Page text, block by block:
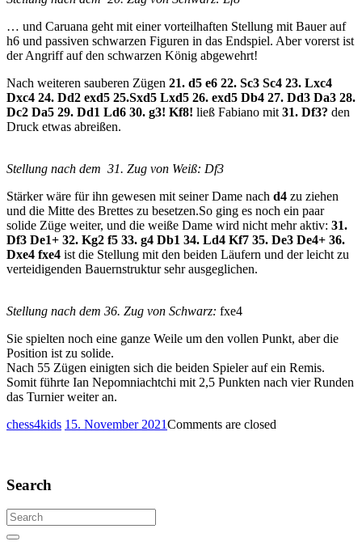
… und Caruana geht mit einer vorteilhaften Stellung mit Bauer auf
h6 und passiven schwarzen Figuren in das Endspiel. Aber vorerst ist
der Angriff auf den schwarzen König abgewehrt!
Nach weiteren sauberen Zügen 21. d5 e6 22. Sc3 Sc4 23. Lxc4
Dxc4 24. Dd2 exd5 25.Sxd5 Lxd5 26. exd5 Db4 27. Dd3 Da3 28.
Dc2 Da5 29. Dd1 Ld6 30. g3! Kf8! ließ Fabiano mit 31. Df3? den
Druck etwas abreißen.
Stellung nach dem 31. Zug von Weiß: Df3
Stärker wäre für ihn gewesen mit seiner Dame nach d4 zu ziehen
und die Mitte des Brettes zu besetzen.So ging es noch ein paar
solide Züge weiter, und die weiße Dame wird nicht mehr aktiv: 31.
Df3 De1+ 32. Kg2 f5 33. g4 Db1 34. Ld4 Kf7 35. De3 De4+ 36.
Dxe4 fxe4 ist die Stellung mit den beiden Läufern und der leicht zu
verteidigenden Bauernstruktur sehr ausgeglichen.
Stellung nach dem 36. Zug von Schwarz: fxe4
Sie spielten noch eine ganze Weile um den vollen Punkt, aber die
Position ist zu solide.
Nach 55 Zügen einigten sich die beiden Spieler auf ein Remis.
Somit führte Ian Nepomniachtchi mit 2,5 Punkten nach vier Runden
das Turnier weiter an.
chess4kids 15. November 2021Comments
Comments are closed
Search
Search
for:
Search